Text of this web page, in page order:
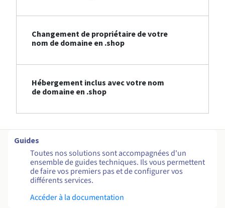
Changement de propriétaire de votre
nom de domaine en .shop
Hébergement inclus avec votre nom
de domaine en .shop
Guides
Toutes nos solutions sont accompagnées d'un
ensemble de guides techniques. Ils vous permettent
de faire vos premiers pas et de configurer vos
différents services.
Accéder à la documentation